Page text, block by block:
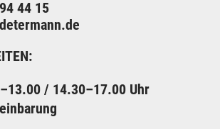
44 15
/ 14.30–17.00 Uhr